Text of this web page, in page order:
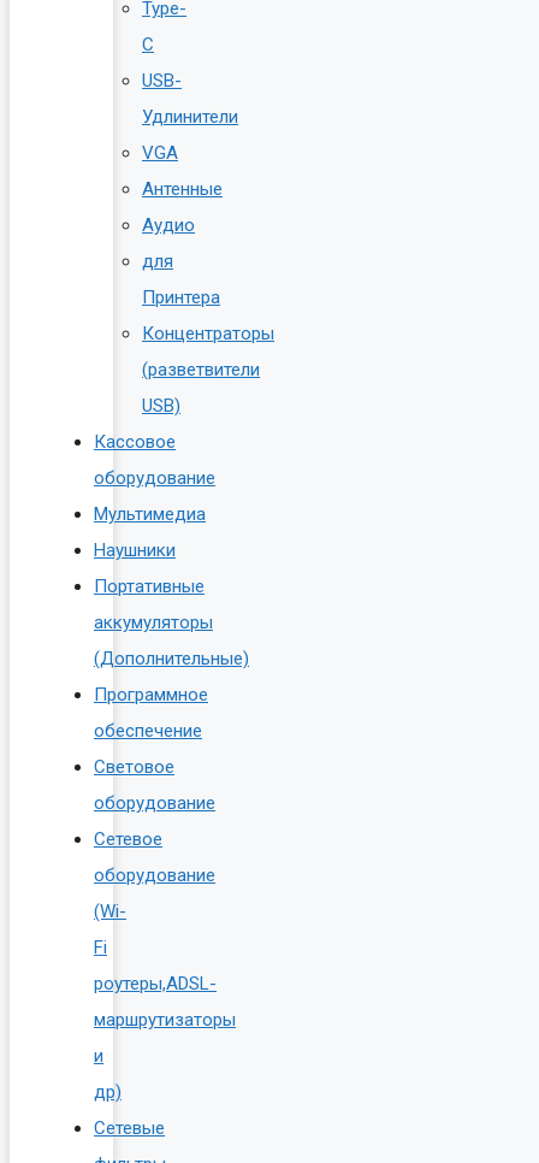
Type-
C
USB-
Удлинители
VGA
Антенные
Аудио
для
Принтера
Концентраторы
(разветвители
USB)
Кассовое
оборудование
Мультимедиа
Наушники
Портативные
аккумуляторы
(Дополнительные)
Программное
обеспечение
Световое
оборудование
Сетевое
оборудование
(Wi-
Fi
роутеры,ADSL-
маршрутизаторы
и
др)
Сетевые